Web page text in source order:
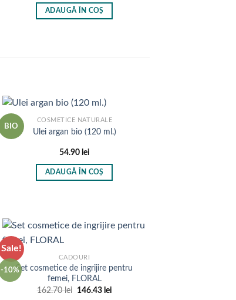
ADAUGĂ ÎN COȘ
BIO
COSMETICE NATURALE
Ulei argan bio (120 ml.)
54.90 lei
ADAUGĂ ÎN COȘ
Sale!
-10%
CADOURI
Set cosmetice de ingrijire pentru
femei, FLORAL
162.70lei
Prețul
146.43 lei